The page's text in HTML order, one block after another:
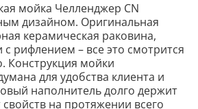
мойка Челленджер CN
дизайном. Оригинальная
керамическая раковина,
с рифлением – все это смотрится
Конструкция мойки
для удобства клиента и
наполнитель долго держит
на протяжении всего